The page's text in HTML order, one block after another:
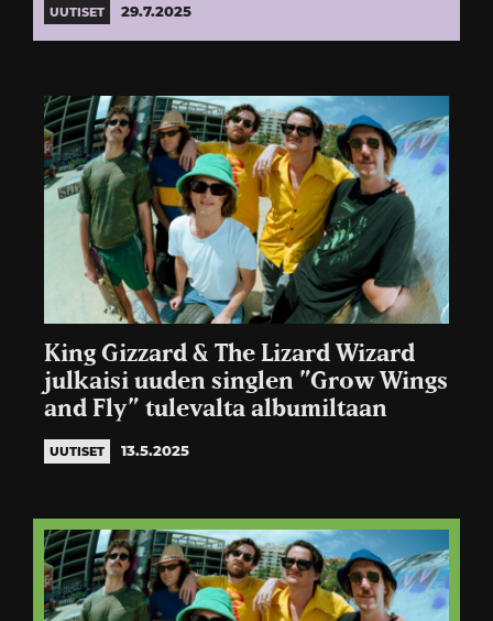
UUTISET 29.7.2025
King Gizzard & The Lizard Wizard
julkaisi uuden singlen ”Grow Wings
and Fly” tulevalta albumiltaan
UUTISET 13.5.2025